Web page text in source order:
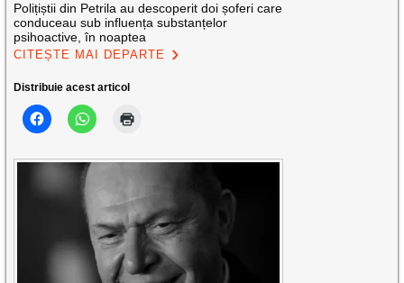
Polițiștii din Petrila au descoperit doi șoferi care
conduceau sub influența substanțelor
psihoactive, în noaptea
CITEȘTE MAI DEPARTE
Distribuie acest articol